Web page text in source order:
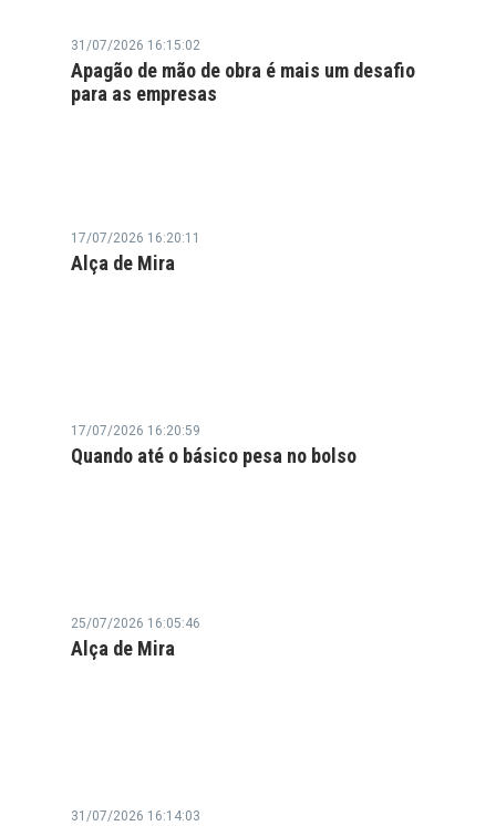
31/07/2026 16:15:02
Apagão de mão de obra é mais um desafio
para as empresas
17/07/2026 16:20:11
Alça de Mira
17/07/2026 16:20:59
Quando até o básico pesa no bolso
25/07/2026 16:05:46
Alça de Mira
31/07/2026 16:14:03